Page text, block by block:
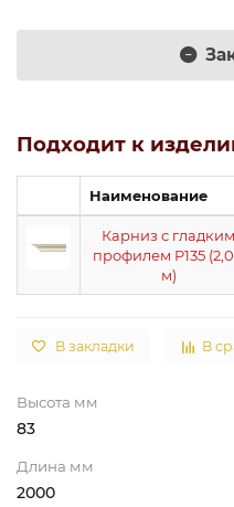
Подходит к
Наименование
Карниз с гладким
профилем P135
м)
В закладки В
Высота мм
83
Длина мм
2000